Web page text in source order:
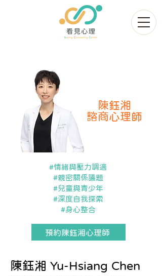
陳鈺湘
諮商心理師
#情緒與壓力調適
#親密關係議題
#兒童與青少年
#深度自我探索
#身心整合
預約陳鈺湘心理師
陳鈺湘 Yu-Hsiang Chen